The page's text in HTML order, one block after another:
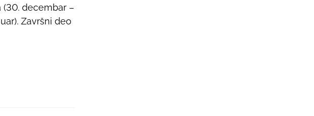
decembar –
Završni deo